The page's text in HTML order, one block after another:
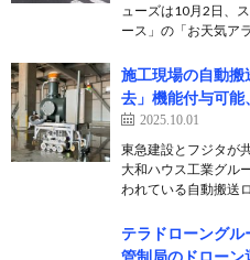
ューズは10月2日、
ース」の「お天気ア
施工現場の自動
去」機能付与可能
2025.10.01
東急建設とフジタが
大和ハウス工業グル
われている自動搬送
テラドローング
管制局のドローン